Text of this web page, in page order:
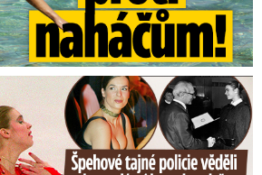
krasobruslařku Wittovou: Pikantní ...